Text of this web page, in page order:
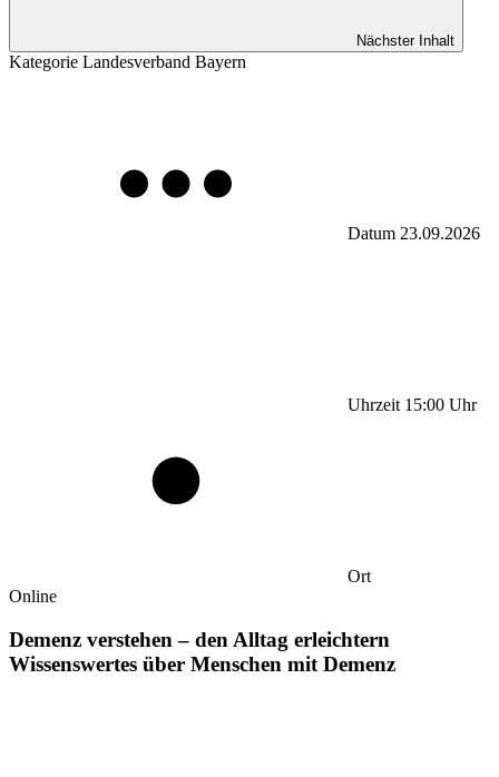
Nächster Inhalt
Kategorie Landesverband Bayern
Datum 23.09.2026
Uhrzeit 15:00 Uhr
Ort
Online
Demenz verstehen – den Alltag erleichtern
Wissenswertes über Menschen mit Demenz